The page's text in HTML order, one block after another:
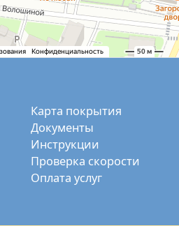
Карта покрытия
Документы
Инструкции
Проверка скорости
Оплата услуг